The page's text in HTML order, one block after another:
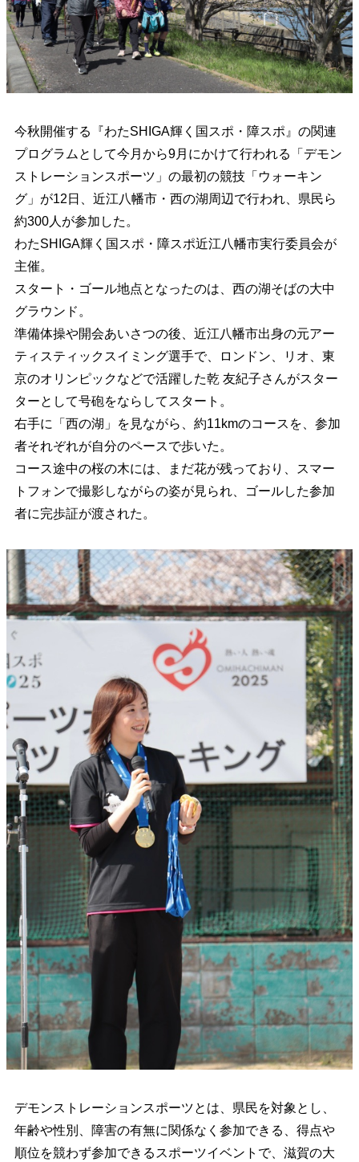
今秋開催する『わたSHIGA輝く国スポ・障スポ』の関連
プログラムとして今月から9月にかけて行われる「デモン
ストレーションスポーツ」の最初の競技「ウォーキン
グ」が12日、近江八幡市・西の湖周辺で行われ、県民ら
約300人が参加した。
わたSHIGA輝く国スポ・障スポ近江八幡市実行委員会が
主催。
スタート・ゴール地点となったのは、西の湖そばの大中
グラウンド。
準備体操や開会あいさつの後、近江八幡市出身の元アー
ティスティックスイミング選手で、ロンドン、リオ、東
京のオリンピックなどで活躍した乾 友紀子さんがスター
ターとして号砲をならしてスタート。
右手に「西の湖」を見ながら、約11kmのコースを、参加
者それぞれが自分のペースで歩いた。
コース途中の桜の木には、まだ花が残っており、スマー
トフォンで撮影しながらの姿が見られ、ゴールした参加
者に完歩証が渡された。
デモンストレーションスポーツとは、県民を対象とし、
年齢や性別、障害の有無に関係なく参加できる、得点や
順位を競わず参加できるスポーツイベントで、滋賀の大